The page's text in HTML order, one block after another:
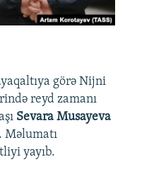
görə Nijni
reyd zamanı
Sevara Musayeva
Məlumatı
yayıb.